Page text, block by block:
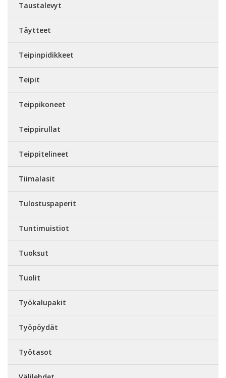
Taustalevyt
Täytteet
Teipinpidikkeet
Teipit
Teippikoneet
Teippirullat
Teippitelineet
Tiimalasit
Tulostuspaperit
Tuntimuistiot
Tuoksut
Tuolit
Työkalupakit
Työpöydät
Työtasot